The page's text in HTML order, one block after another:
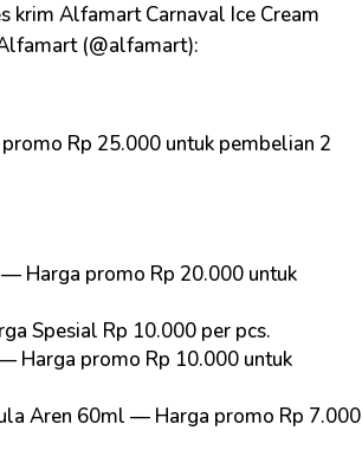
krim Alfamart Carnaval Ice Cream
(@alfamart):
Rp 25.000 untuk pembelian 2
Harga promo Rp 20.000 untuk
Spesial Rp 10.000 per pcs.
Harga promo Rp 10.000 untuk
Aren 60ml — Harga promo Rp 7.000